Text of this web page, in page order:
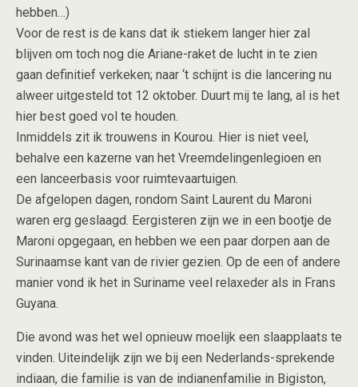
hebben…)
Voor de rest is de kans dat ik stiekem langer hier zal
blijven om toch nog die Ariane-raket de lucht in te zien
gaan definitief verkeken; naar ‘t schijnt is die lancering nu
alweer uitgesteld tot 12 oktober. Duurt mij te lang, al is het
hier best goed vol te houden.
Inmiddels zit ik trouwens in Kourou. Hier is niet veel,
behalve een kazerne van het Vreemdelingenlegioen en
een lanceerbasis voor ruimtevaartuigen.
De afgelopen dagen, rondom Saint Laurent du Maroni
waren erg geslaagd. Eergisteren zijn we in een bootje de
Maroni opgegaan, en hebben we een paar dorpen aan de
Surinaamse kant van de rivier gezien. Op de een of andere
manier vond ik het in Suriname veel relaxeder als in Frans
Guyana.
Die avond was het wel opnieuw moelijk een slaapplaats te
vinden. Uiteindelijk zijn we bij een Nederlands-sprekende
indiaan, die familie is van de indianenfamilie in Bigiston,